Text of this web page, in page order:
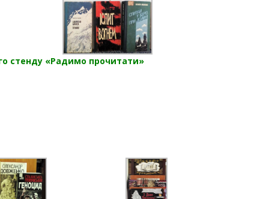
стенду «Радимо прочитати»